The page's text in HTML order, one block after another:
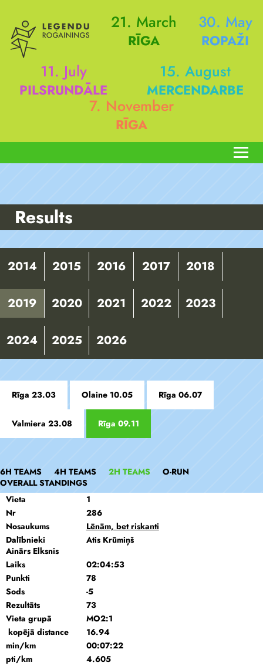
21. March
RĪGA
30. May
ROPAŽI
11. July
PILSRUNDĀLE
15. August
MERCENDARBE
7. November
RĪGA
Results
2014 2015 2016 2017 2018
2019 2020 2021 2022 2023
2024 2025 2026
Rīga 23.03 Olaine 10.05 Rīga 06.07
Valmiera 23.08 Rīga 09.11
6H TEAMS 4H TEAMS 2H TEAMS
O-RUN
OVERALL STANDINGS
Vieta
1
Nr
286
Nosaukums
Lēnām, bet riskanti
Dalībnieki
Atis Krūmiņš
Ainārs Elksnis
Laiks
02:04:53
Punkti
78
Sods
-5
Rezultāts
73
Vieta grupā
MO2:1
kopējā distance
16.94
min/km
00:07:22
pti/km
4.605